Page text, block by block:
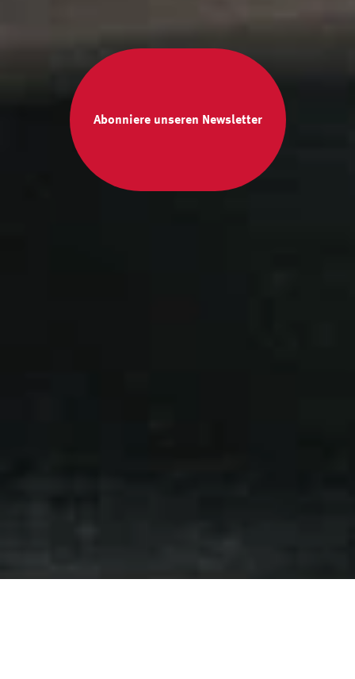
Abonniere unseren Newsletter